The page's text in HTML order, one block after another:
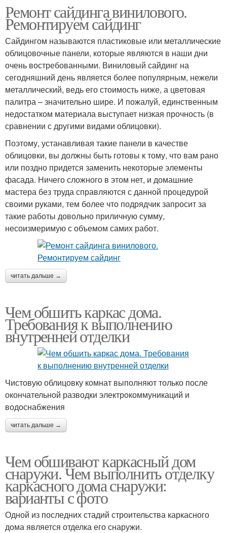
Ремонт сайдинга винилового.
Ремонтируем сайдинг
Сайдингом называются пластиковые или металлические
облицовочные панели, которые являются в наши дни
очень востребованными. Виниловый сайдинг на
сегодняшний день является более популярным, нежели
металлический, ведь его стоимость ниже, а цветовая
палитра – значительно шире. И пожалуй, единственным
недостатком материала выступает низкая прочность (в
сравнении с другими видами облицовки).
Поэтому, устанавливая такие панели в качестве
облицовки, вы должны быть готовы к тому, что вам рано
или поздно придется заменить некоторые элементы
фасада. Ничего сложного в этом нет, и домашние
мастера без труда справляются с данной процедурой
своими руками, тем более что подрядчик запросит за
такие работы довольно приличную сумму,
несоизмеримую с объемом самих работ.
читать дальше →
Чем обшить каркас дома.
Требования к выполнению
внутренней отделки
Чистовую облицовку комнат выполняют только после
окончательной разводки электрокоммуникаций и
водоснабжения
читать дальше →
Чем обшивают каркасный дом
снаружи. Чем выполнить отделку
каркасного дома снаружи:
варианты с фото
Одной из последних стадий строительства каркасного
дома является отделка его снаружи.